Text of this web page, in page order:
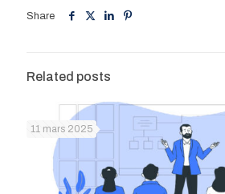
Share
Related posts
11 mars 2025